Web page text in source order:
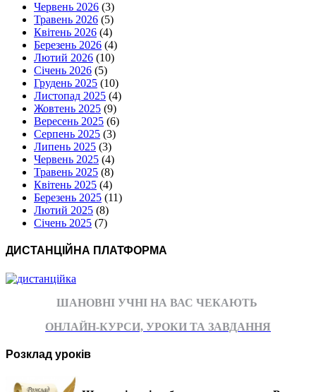
Червень 2026 (3)
Травень 2026 (5)
Квітень 2026 (4)
Березень 2026 (4)
Лютий 2026 (10)
Січень 2026 (5)
Грудень 2025 (10)
Листопад 2025 (4)
Жовтень 2025 (9)
Вересень 2025 (6)
Серпень 2025 (3)
Липень 2025 (3)
Червень 2025 (4)
Травень 2025 (8)
Квітень 2025 (4)
Березень 2025 (11)
Лютий 2025 (8)
Січень 2025 (7)
ДИСТАНЦІЙНА ПЛАТФОРМА
ШАНОВНІ УЧНІ НА ВАС ЧЕКАЮТЬ
ОНЛАЙН-КУРСИ, УРОКИ ТА ЗАВДАННЯ
Розклад уроків